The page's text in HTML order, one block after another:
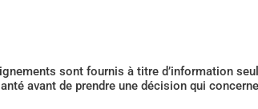
sont fournis à titre d’information
avant de prendre une décision qui